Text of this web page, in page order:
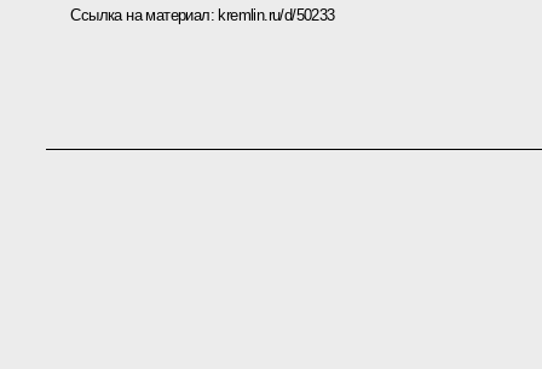
Ссылка на материал: kremlin.ru/d/50233